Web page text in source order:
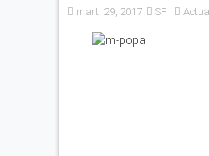
mart. 29, 2017 SF